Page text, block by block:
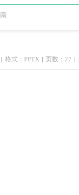
格式：PPTX 页数：27